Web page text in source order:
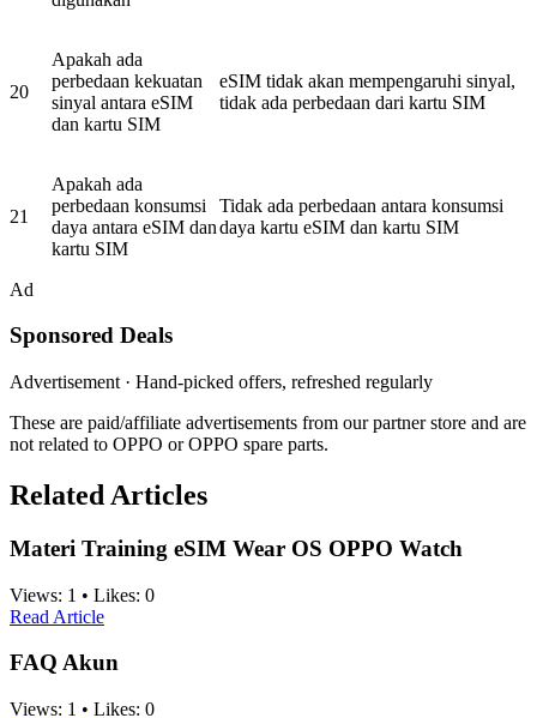
20
Apakah ada
perbedaan kekuatan
sinyal antara eSIM
dan kartu SIM
eSIM tidak akan mempengaruhi sinyal,
tidak ada perbedaan dari kartu SIM
21
Apakah ada
perbedaan konsumsi
daya antara eSIM dan
kartu SIM
Tidak ada perbedaan antara konsumsi
daya kartu eSIM dan kartu SIM
Ad
Sponsored Deals
Advertisement · Hand-picked offers, refreshed regularly
These are paid/affiliate advertisements from our partner store and are
not related to OPPO or OPPO spare parts.
Related Articles
Materi Training eSIM Wear OS OPPO Watch
Views: 1 • Likes: 0
Read Article
FAQ Akun
Views: 1 • Likes: 0